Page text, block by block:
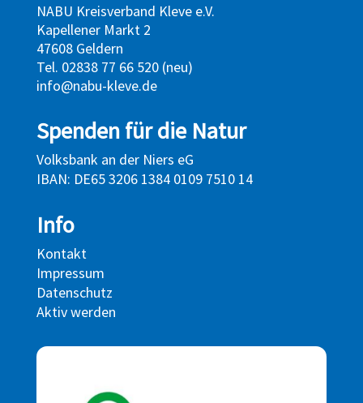
NABU Kreisverband Kleve e.V.
Kapellener Markt 2
47608 Geldern
Tel. 02838 77 66 520 (neu)
info@nabu-kleve.de
Spenden für die Natur
Volksbank an der Niers eG
IBAN: DE65 3206 1384 0109 7510 14
Info
Kontakt
Impressum
Datenschutz
Aktiv werden